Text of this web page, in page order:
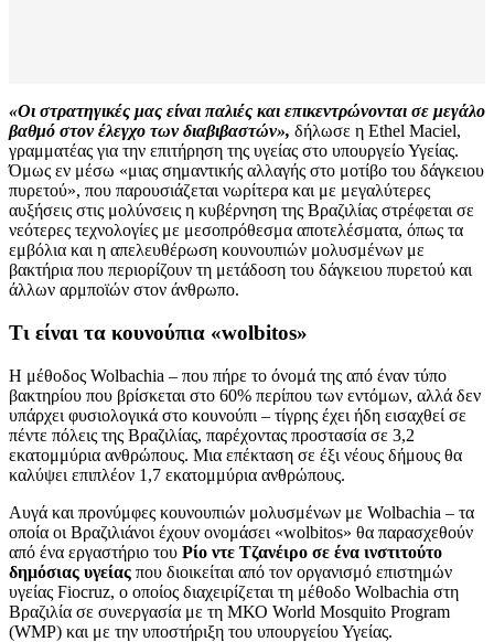
«Οι στρατηγικές μας είναι παλιές και επικεντρώνονται σε μεγάλο
βαθμό στον έλεγχο των διαβιβαστών», δήλωσε η Ethel Maciel,
γραμματέας για την επιτήρηση της υγείας στο υπουργείο Υγείας.
Όμως εν μέσω «μιας σημαντικής αλλαγής στο μοτίβο του δάγκειου
πυρετού», που παρουσιάζεται νωρίτερα και με μεγαλύτερες
αυξήσεις στις μολύνσεις η κυβέρνηση της Βραζιλίας στρέφεται σε
νεότερες τεχνολογίες με μεσοπρόθεσμα αποτελέσματα, όπως τα
εμβόλια και η απελευθέρωση κουνουπιών μολυσμένων με
βακτήρια που περιορίζουν τη μετάδοση του δάγκειου πυρετού και
άλλων αρμποϊών στον άνθρωπο.
Τι είναι τα κουνούπια «wolbitos»
Η μέθοδος Wolbachia – που πήρε το όνομά της από έναν τύπο
βακτηρίου που βρίσκεται στο 60% περίπου των εντόμων, αλλά δεν
υπάρχει φυσιολογικά στο κουνούπι – τίγρης έχει ήδη εισαχθεί σε
πέντε πόλεις της Βραζιλίας, παρέχοντας προστασία σε 3,2
εκατομμύρια ανθρώπους. Μια επέκταση σε έξι νέους δήμους θα
καλύψει επιπλέον 1,7 εκατομμύρια ανθρώπους.
Αυγά και προνύμφες κουνουπιών μολυσμένων με Wolbachia – τα
οποία οι Βραζιλιάνοι έχουν ονομάσει «wolbitos» θα παρασχεθούν
από ένα εργαστήριο του Ρίο ντε Τζανέιρο σε ένα ινστιτούτο
δημόσιας υγείας που διοικείται από τον οργανισμό επιστημών
υγείας Fiocruz, ο οποίος διαχειρίζεται τη μέθοδο Wolbachia στη
Βραζιλία σε συνεργασία με τη ΜΚΟ World Mosquito Program
(WMP) και με την υποστήριξη του υπουργείου Υγείας.